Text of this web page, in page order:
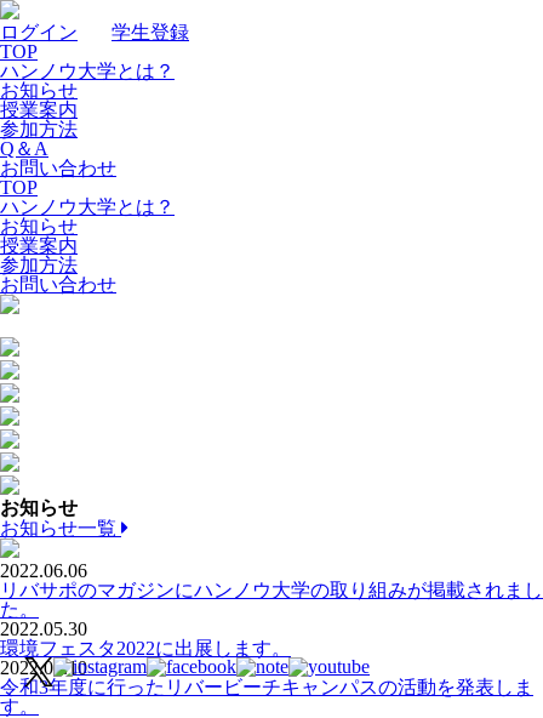
ログイン
学生登録
TOP
ハンノウ大学とは？
お知らせ
授業案内
参加方法
Q＆A
お問い合わせ
TOP
ハンノウ大学とは？
お知らせ
授業案内
参加方法
お問い合わせ
お知らせ
お知らせ一覧
2022.06.06
リバサポのマガジンにハンノウ大学の取り組みが掲載されまし
た。
2022.05.30
環境フェスタ2022に出展します。
2022.05.10
令和3年度に行ったリバービーチキャンパスの活動を発表しま
す。